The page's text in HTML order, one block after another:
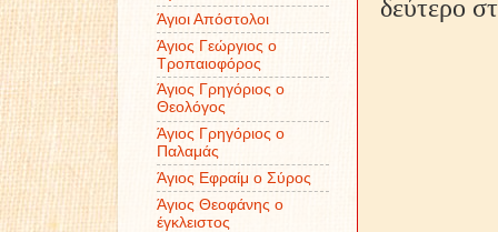
δεύτερο
Άγιοι Απόστολοι
Άγιος Γεώργιος ο
Τροπαιοφόρος
Άγιος Γρηγόριος ο
Θεολόγος
Άγιος Γρηγόριος ο
Παλαμάς
Άγιος Εφραίμ ο Σύρος
Άγιος Θεοφάνης ο
έγκλειστος